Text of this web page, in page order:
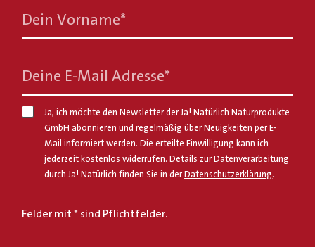
Dein Vorname*
Deine E-Mail Adresse*
Ja, ich möchte den Newsletter der Ja! Natürlich Naturprodukte
GmbH abonnieren und regelmäßig über Neuigkeiten per E-
Mail informiert werden. Die erteilte Einwilligung kann ich
jederzeit kostenlos widerrufen. Details zur Datenverarbeitung
durch Ja! Natürlich finden Sie in derDatenschutzerklärung.
Felder mit * sind Pflichtfelder.